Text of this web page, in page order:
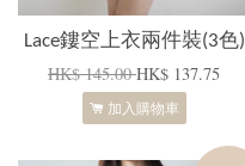
Lace鏤空上衣兩件裝(3色)
HK$ 145.00HK$ 137.75
加入購物車